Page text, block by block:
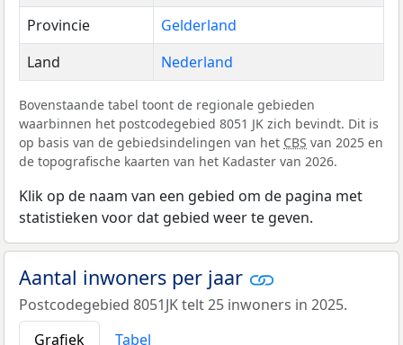
Provincie
Gelderland
Land
Nederland
Bovenstaande tabel toont de regionale gebieden
waarbinnen het postcodegebied 8051 JK zich bevindt. Dit is
op basis van de gebiedsindelingen van het CBS van 2025 en
de topografische kaarten van het Kadaster van 2026.
Klik op de naam van een gebied om de pagina met
statistieken voor dat gebied weer te geven.
Aantal inwoners per jaar
Postcodegebied 8051JK telt 25 inwoners in 2025.
Grafiek
Tabel